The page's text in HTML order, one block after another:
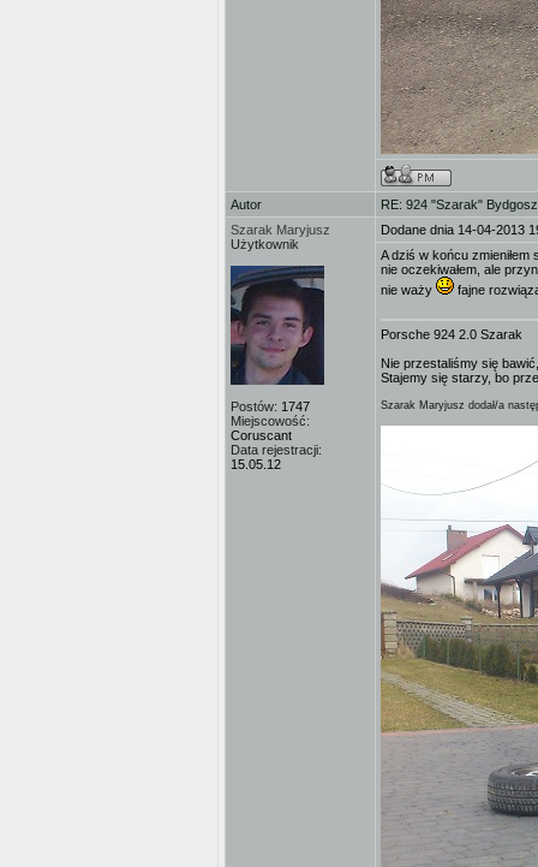
Autor
RE: 924 "Szarak"
Szarak Maryjusz
Użytkownik
Postów: 1747
Miejscowość:
Coruscant
Data rejestracji:
15.05.12
Dodane dnia 14-04-2013
A dziś w końcu
nie oczekiwałem, ale
nie waży
fajne
Porsche 924 2.0 Szarak
Nie przestaliśmy się
Stajemy się starzy, bo
Szarak Maryjusz dodał/a